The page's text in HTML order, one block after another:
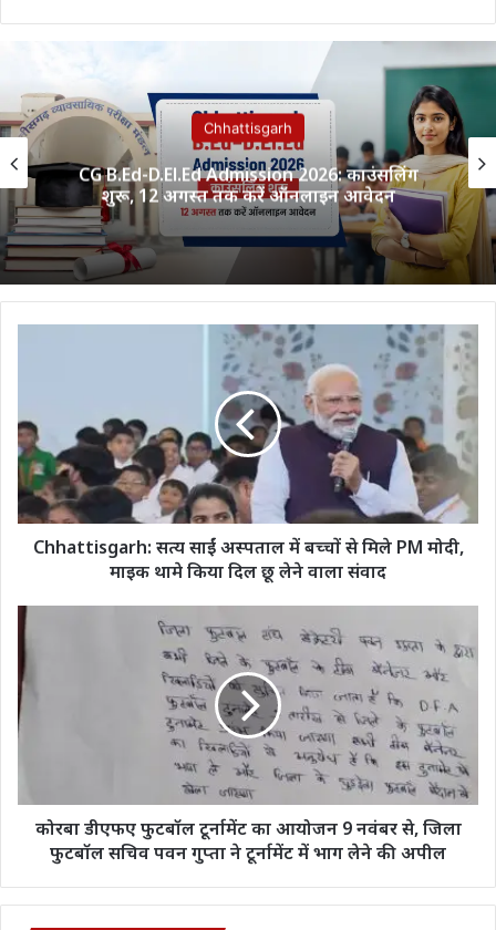
Chhattisgarh
CG B.Ed-D.El.Ed Admission 2026: काउंसलिंग
शुरू, 12 अगस्त तक करें ऑनलाइन आवेदन
में
बच्चों
से
मिले
PM
मोदी,
किया
लेने
वाला
संवाद
Chhattisgarh: सत्य साईं अस्पताल में बच्चों से मिले PM मोदी,
माइक थामे किया दिल छू लेने वाला संवाद
कोरबा
टूर्नामेंट
का
आयोजन
से,
जिला
फुटबॉल
कोरबा डीएफए फुटबॉल टूर्नामेंट का आयोजन 9 नवंबर से, जिला
फुटबॉल सचिव पवन गुप्ता ने टूर्नामेंट में भाग लेने की अपील